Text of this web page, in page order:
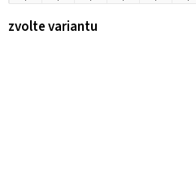
zvolte variantu